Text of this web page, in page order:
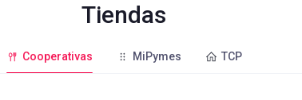
Tiendas
Cooperativas MiPymes TCP